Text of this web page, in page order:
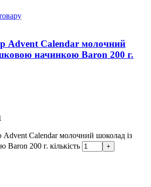
Advent Calendar молочний
начинкою Baron 200 г.
Advent Calendar молочний шоколад із
200 г. кількість